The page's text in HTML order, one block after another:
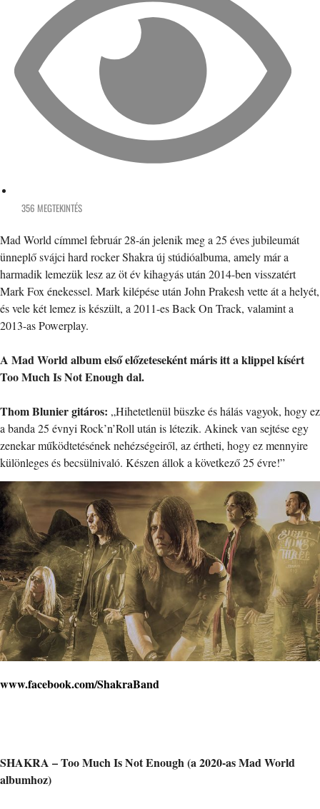
356 MEGTEKINTÉS
Mad World címmel február 28-án jelenik meg a 25 éves jubileumát
ünneplő svájci hard rocker Shakra új stúdióalbuma, amely már a
harmadik lemezük lesz az öt év kihagyás után 2014-ben visszatért
Mark Fox énekessel. Mark kilépése után John Prakesh vette át a helyét,
és vele két lemez is készült, a 2011-es Back On Track, valamint a
2013-as Powerplay.
A Mad World album első előzeteseként máris itt a klippel kísért
Too Much Is Not Enough dal.
Thom Blunier gitáros: „Hihetetlenül büszke és hálás vagyok, hogy ez
a banda 25 évnyi Rock’n’Roll után is létezik. Akinek van sejtése egy
zenekar működtetésének nehézségeiről, az értheti, hogy ez mennyire
különleges és becsülnivaló. Készen állok a következő 25 évre!”
www.facebook.com/ShakraBand
SHAKRA – Too Much Is Not Enough (a 2020-as Mad World
albumhoz)